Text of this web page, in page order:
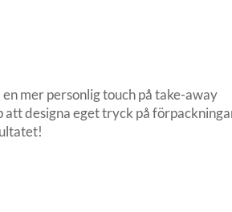
mer personlig touch på take-away
designa eget tryck på